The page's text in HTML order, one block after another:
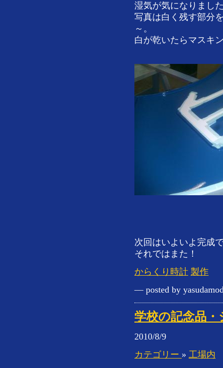
湿気が気になりまし
写真は白く残す部分
～。
白が乾いたらマスキ
次回はいよいよ完成
それではまた！
からくり時計 製作
— posted by
学校の記念品
2010/8/9
カテゴリー » 工場内